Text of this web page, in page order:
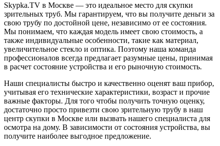
Skypka.TV в Москве — это идеальное место для скупки
зрительных труб. Мы гарантируем, что вы получите деньги за
свою трубу по достойной цене, независимо от ее состояния.
Мы понимаем, что каждая модель имеет свою стоимость, а
также индивидуальные особенности, такие как материал,
увеличительное стекло и оптика. Поэтому наша команда
профессионалов всегда предлагает разумные цены, принимая
в расчет состояние устройства и его рыночную стоимость.
Наши специалисты быстро и качественно оценят ваш прибор,
учитывая его технические характеристики, возраст и прочие
важные факторы. Для того чтобы получить точную оценку,
достаточно просто привезти свою зрительную трубу в наш
центр скупки в Москве или вызвать нашего специалиста для
осмотра на дому. В зависимости от состояния устройства, вы
получите наиболее выгодное предложение.